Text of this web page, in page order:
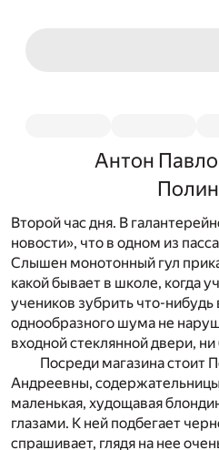
Антон
Второй час дня. В
новости», что в одном из
Слышен монотонный гул
какой бывает в школе, когда
учеников зубрить что-нибудь
однообразного шума не
входной стеклянной двери,
Посреди магазина стоит
Андреевны,
маленькая, худощавая
глазами. К ней подбегает
спрашивает, глядя на нее